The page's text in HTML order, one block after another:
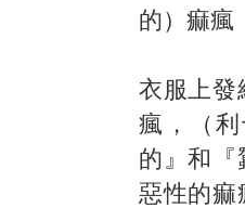
的）痲瘋
衣服上發
瘋，（
的』和『
惡性的痲